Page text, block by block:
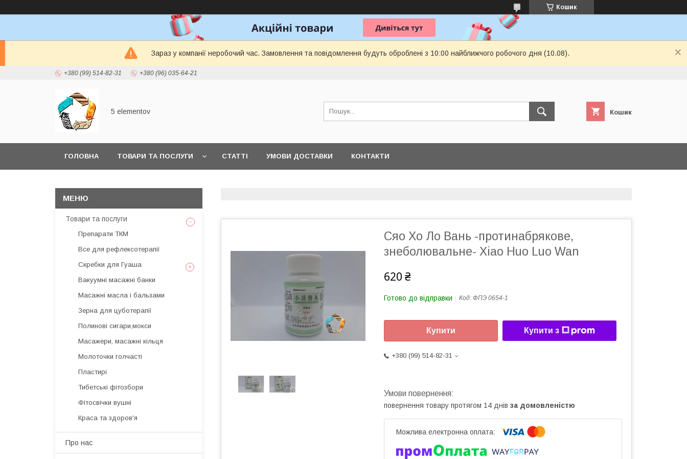
Кошик
Зараз у компанії неробочий час. Замовлення та повідомлення будуть оброблені з 10:00 найближчого робочого дня (10.08).
+380 (99) 514-82-31 +380 (96) 035-64-21
5 elementov Кошик
ГОЛОВНА ТОВАРИ ТА ПОСЛУГИ СТАТТІ УМОВИ ДОСТАВКИ КОНТАКТИ
Сяо Хо Ло Вань -протинабрякове,
знеболювальне- Xiao Huo Luo Wan
620 ₴
Готово до відправки Код: ФПЭ 0654-1
Купити Купити з
+380 (99) 514-82-31
повернення товару протягом 14 днів за домовленістю
Товари та послуги
Препарати ТКМ
Все для рефлексотерапії
Скребки для Гуаша
Вакуумні масажні банки
Масажні масла і бальзами
Зерна для цуботерапії
Полинові сигари,мокси
Масажери, масажні кільця
Молоточки голчасті
Пластирі
Тибетські фітозбори
Фітосвічки вушні
Краса та здоров'я
Про нас